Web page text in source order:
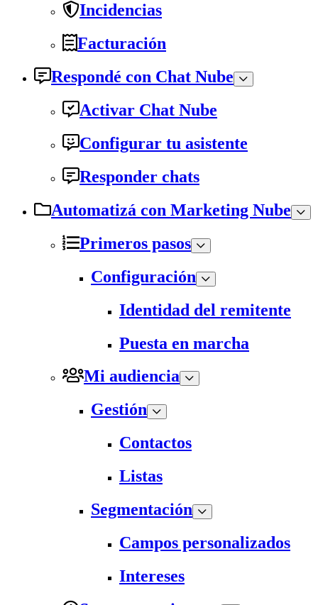
Incidencias
Facturación
Respondé con Chat Nube
Activar Chat Nube
Configurar tu asistente
Responder chats
Automatizá con Marketing Nube
Primeros pasos
Configuración
Identidad del remitente
Puesta en marcha
Mi audiencia
Gestión
Contactos
Listas
Segmentación
Campos personalizados
Intereses